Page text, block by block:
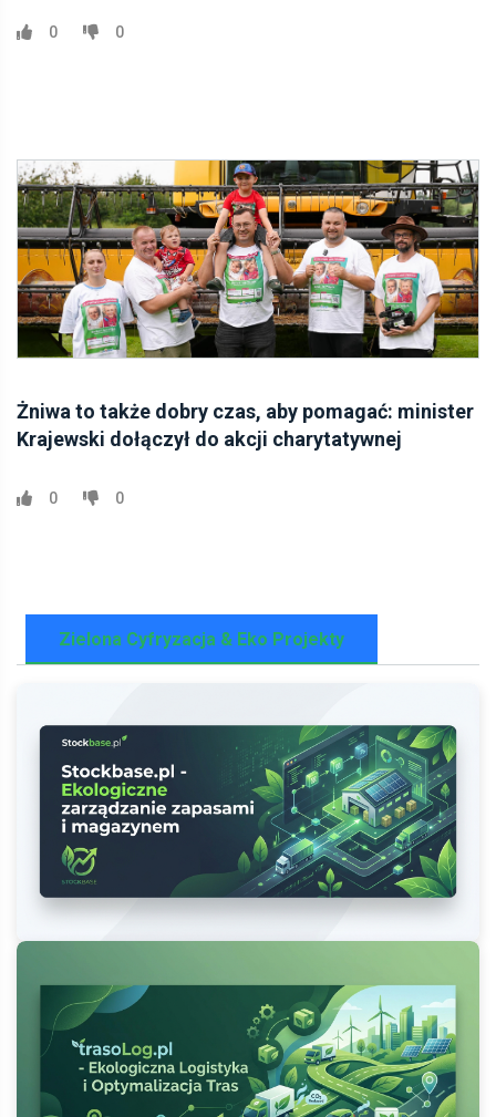
0 0
Żniwa to także dobry czas, aby pomagać: minister
Krajewski dołączył do akcji charytatywnej
0 0
Zielona Cyfryzacja & Eko Projekty